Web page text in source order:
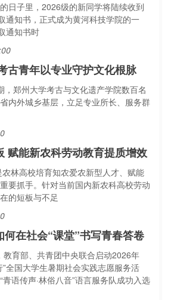
日子里，2026级的新同学将陆续收到
通知书，正式成为黄河科技学院的一
通知书时
古青年以专业守护文化根脉
，郑州大学考古与文化遗产学院数百名
内外城乡基层，立足专业所长、服务群
赋能新农科劳动教育提质增效
林高校培育知农爱农新型人才、赋能
要抓手。针对当前国内新农科高校劳动
的短板与不足
在社会“课堂”书写青春答卷
教育部、共青团中央联合启动2026年
全国大学生暑期社会实践志愿服务活
语传声·林俗八音”语言服务队成功入选